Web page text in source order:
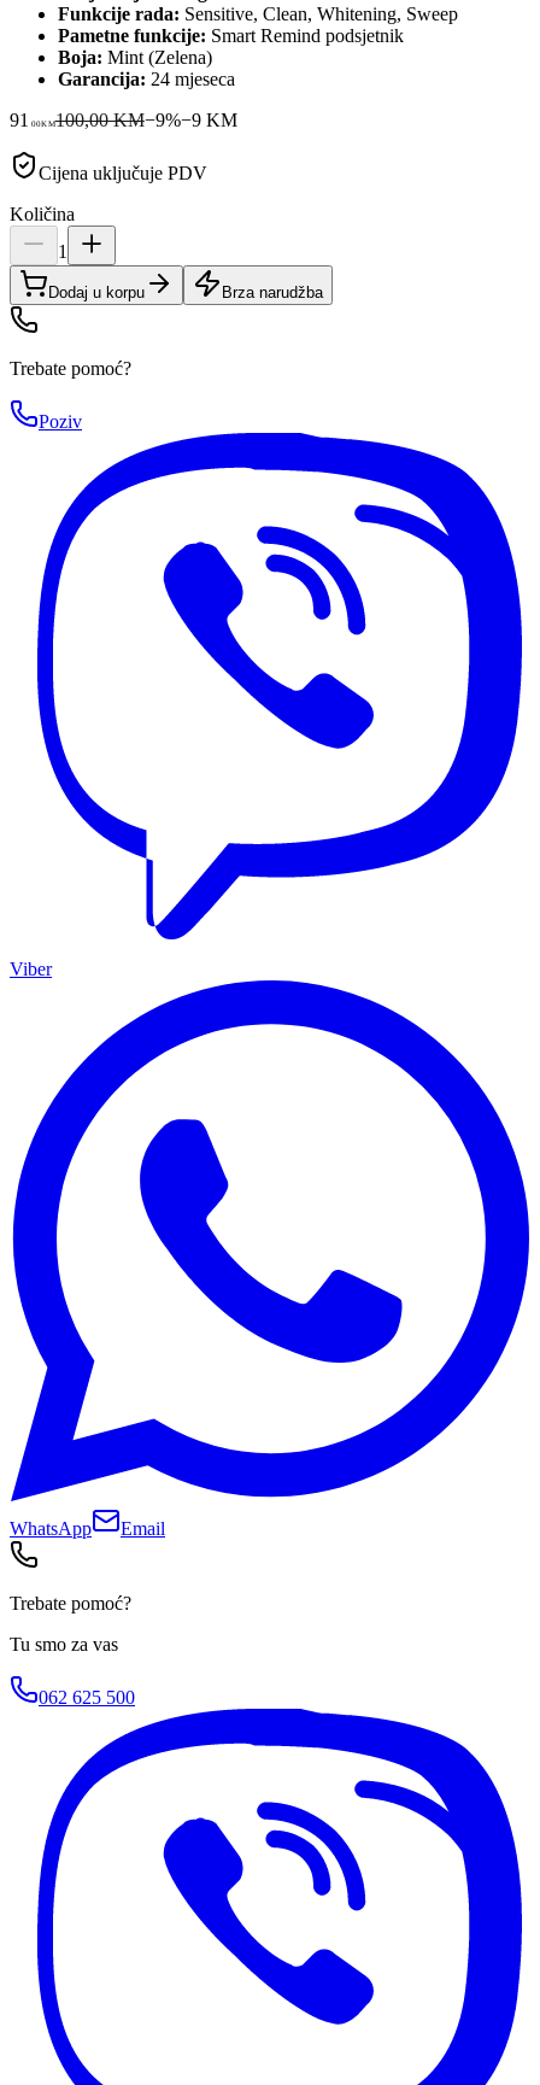
Funkcije rada: Sensitive, Clean, Whitening, Sweep
Pametne funkcije: Smart Remind podsjetnik
Boja: Mint (Zelena)
Garancija: 24 mjeseca
91
00KM100,00 KM−9%−9KM
Cijena uključuje PDV
Količina
1
Dodaj u korpu Brza narudžba
Trebate pomoć?
Poziv
Viber
WhatsApp Email
Trebate pomoć?
Tu smo za vas
062 625 500